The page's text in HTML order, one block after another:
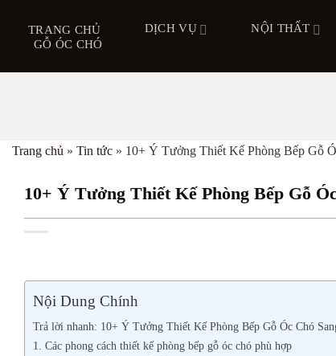
dung
TRANG CHỦ DỊCH VỤ
NỘI THẤT
GỖ ÓC CHÓ
Trang chủ » Tin tức » 10+ Ý Tưởng Thiết Kế Phòng Bếp Gỗ
10+ Ý Tưởng Thiết Kế Phòng Bếp Gỗ
Nội Dung Chính
Trả lời nhanh: 10+ Ý Tưởng Thiết Kế Phòng Bếp Gỗ Óc Chó
1. Các phong cách thiết kế phòng bếp gỗ óc chó phù hợp